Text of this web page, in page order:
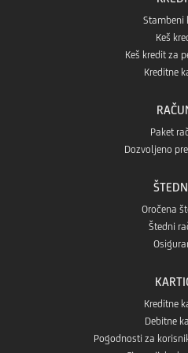
Stambeni
Keš
Keš kredit za
Kreditne
Paket
Dozvoljeno
Oročena
Štedni
Kreditne
Debitne
Pogodnosti za